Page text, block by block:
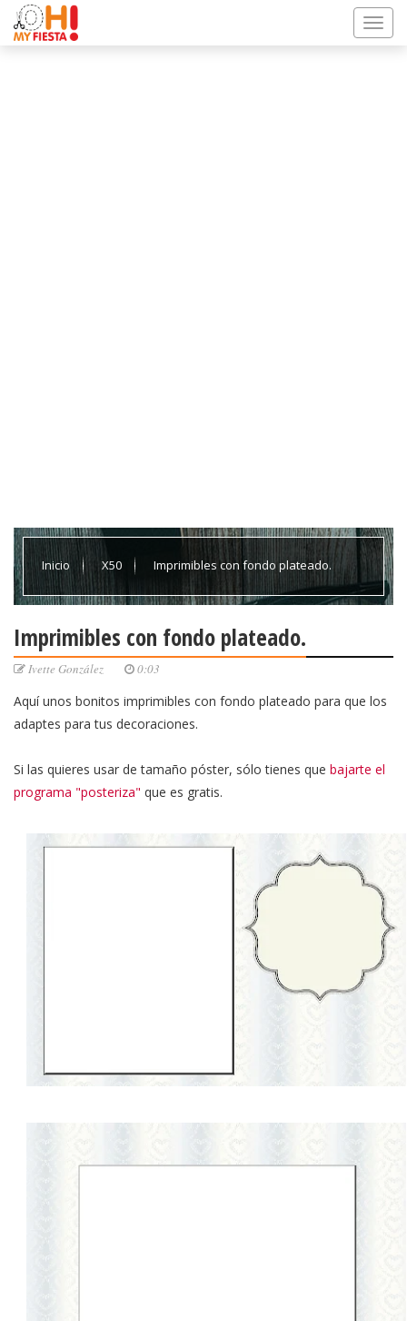
Inicio X50 Imprimibles con fondo plateado.
Imprimibles con fondo plateado.
Ivette González 0:03
Aquí unos bonitos imprimibles con fondo plateado para que los
adaptes para tus decoraciones.
Si las quieres usar de tamaño póster, sólo tienes que bajarte el
programa "posteriza" que es gratis.